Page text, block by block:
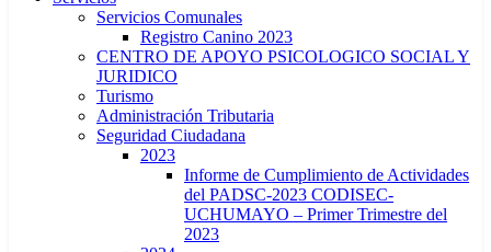
Servicios Comunales
Registro Canino 2023
CENTRO DE APOYO PSICOLOGICO SOCIAL Y
JURIDICO
Turismo
Administración Tributaria
Seguridad Ciudadana
2023
Informe de Cumplimiento de Actividades
del PADSC-2023 CODISEC-
UCHUMAYO – Primer Trimestre del
2023